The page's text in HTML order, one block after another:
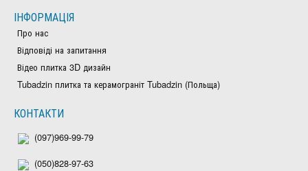
ІНФОРМАЦІЯ
Про нас
Відповіді на запитання
Відео плитка 3D дизайн
Tubadzin плитка та керамограніт Tubadzin (Польща)
КОНТАКТИ
(097)969-99-79
(050)828-97-63